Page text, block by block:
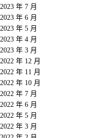
2023 年 7 月
2023 年 6 月
2023 年 5 月
2023 年 4 月
2023 年 3 月
2022 年 12 月
2022 年 11 月
2022 年 10 月
2022 年 7 月
2022 年 6 月
2022 年 5 月
2022 年 3 月